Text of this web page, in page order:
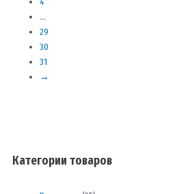
Категории товаров
…
29
30
31
→